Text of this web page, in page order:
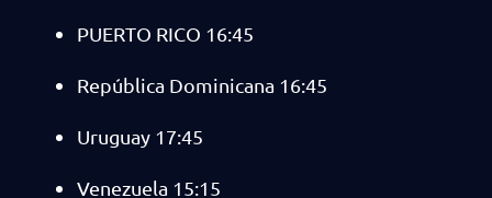
PUERTO RICO 16:45
República Dominicana 16:45
Uruguay 17:45
Venezuela 15:15